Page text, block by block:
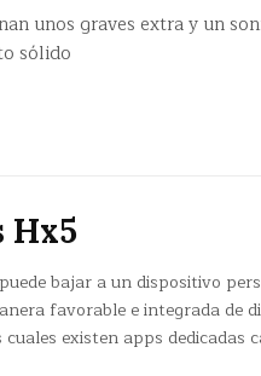
unos graves extra y un
sólido
Hx5
bajar a un dispositivo
favorable e integrada de
existen apps dedicadas